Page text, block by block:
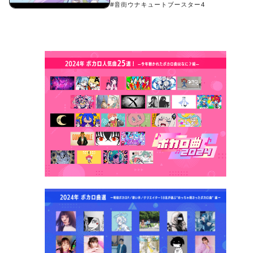
#⾳街ウナキュートブースター4